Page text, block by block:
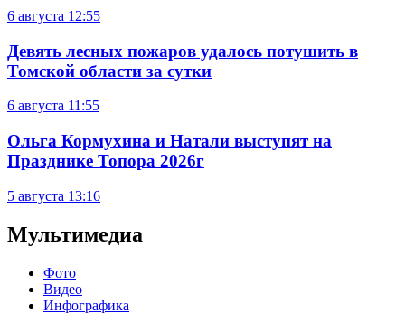
6 августа 12:55
Девять лесных пожаров удалось потушить в
Томской области за сутки
6 августа 11:55
Ольга Кормухина и Натали выступят на
Празднике Топора 2026г
5 августа 13:16
Мультимедиа
Фото
Видео
Инфографика